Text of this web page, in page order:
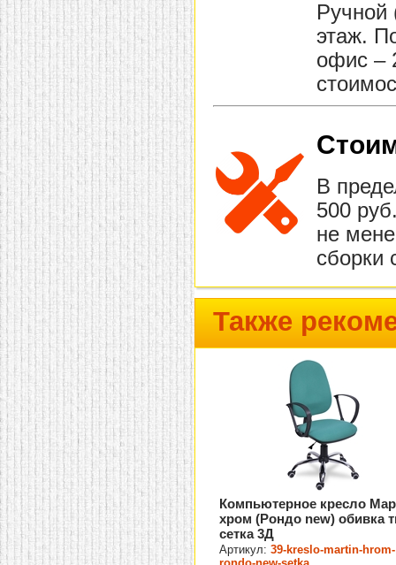
этаж.
офис –
В
500
не
сборки
Также
Компьютерное кресло
хром (Рондо new) обивка
сетка 3Д
Артикул:39-kreslo-martin-hrom-